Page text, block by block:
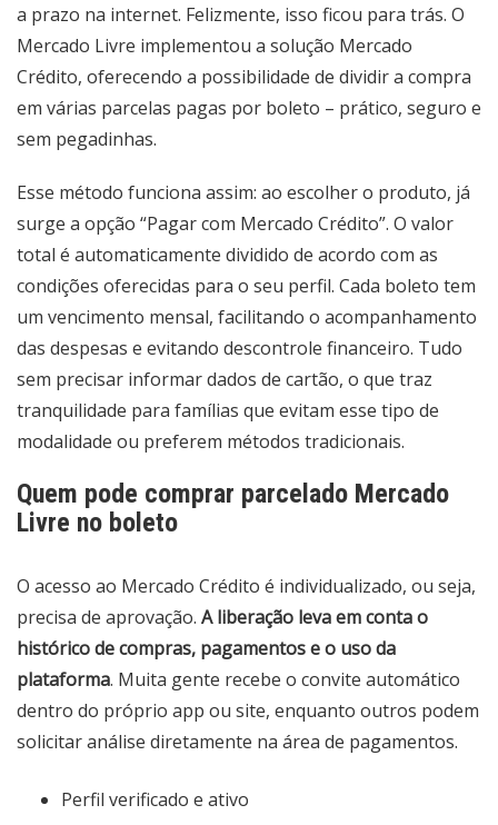
a prazo na internet. Felizmente, isso ficou para trás. O
Mercado Livre implementou a solução Mercado
Crédito, oferecendo a possibilidade de dividir a compra
em várias parcelas pagas por boleto – prático, seguro e
sem pegadinhas.
Esse método funciona assim: ao escolher o produto, já
surge a opção “Pagar com Mercado Crédito”. O valor
total é automaticamente dividido de acordo com as
condições oferecidas para o seu perfil. Cada boleto tem
um vencimento mensal, facilitando o acompanhamento
das despesas e evitando descontrole financeiro. Tudo
sem precisar informar dados de cartão, o que traz
tranquilidade para famílias que evitam esse tipo de
modalidade ou preferem métodos tradicionais.
Quem pode comprar parcelado Mercado
Livre no boleto
O acesso ao Mercado Crédito é individualizado, ou seja,
precisa de aprovação. A liberação leva em conta o
histórico de compras, pagamentos e o uso da
plataforma. Muita gente recebe o convite automático
dentro do próprio app ou site, enquanto outros podem
solicitar análise diretamente na área de pagamentos.
Perfil verificado e ativo